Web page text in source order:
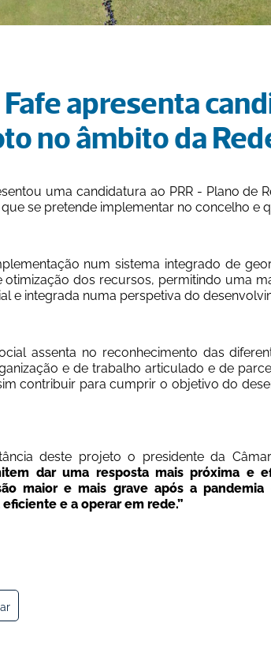
no âmbito da
uma candidatura ao PRR - Plano de
se pretende implementar no concelho e
num sistema integrado de
dos recursos, permitindo uma
e integrada numa perspetiva do
assenta no reconhecimento das
e de trabalho articulado e de
contribuir para cumprir o objetivo do
deste projeto o presidente da
dar uma resposta mais próxima e
maior e mais grave após a
e a operar em rede.”